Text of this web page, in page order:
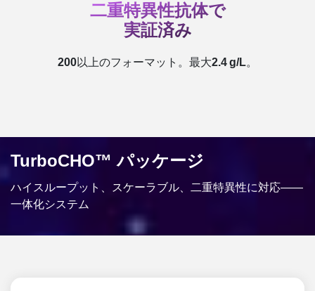
二重特異性抗体で
実証済み
200以上のフォーマット。最大2.4 g/L。
TurboCHO™ パッケージ
ハイスループット、スケーラブル、二重特異性に対応――
一体化システム